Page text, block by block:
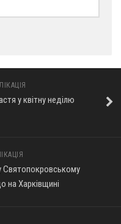
у квітну неділю
Святопокровському
на Харківщині